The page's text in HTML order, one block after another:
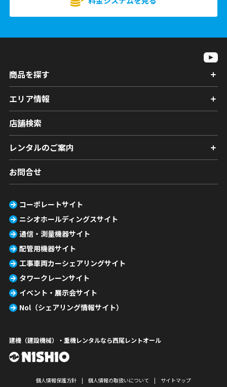
商品を探す
エリア情報
店舗検索
レンタルのご案内
お問合せ
コーポレートサイト
ニシオホールディングスサイト
通信・測量機器サイト
配管用機器サイト
工事車両カーシェアリングサイト
タワークレーンサイト
イベント・展示会サイト
Nol（シェアリング情報サイト）
建機（建設機械）・重機レンタルなら西尾レントオール
個人情報保護方針 個人情報の取扱いについて サイトマップ